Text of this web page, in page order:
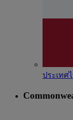
ประเทศ